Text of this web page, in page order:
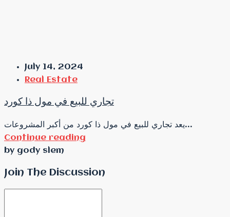
July 14, 2024
Real Estate
تجاري للبيع في مول ذا كورد
يعد تجاري للبيع في مول ذا كورد من أكبر المشروعات...
Continue reading
by gody slem
Join The Discussion